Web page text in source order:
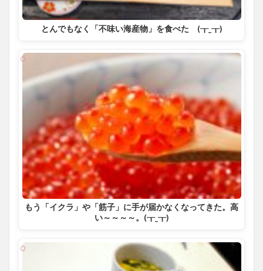
とんでもなく「不味い海産物」を食べた (┰_┰)
もう「イクラ」や「筋子」に手が届かなくなってきた。高
い～～～～。(┰_┰)